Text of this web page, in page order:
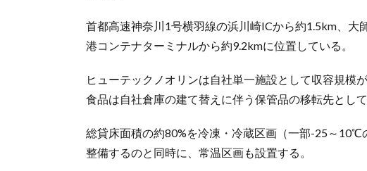
首都高速神奈川1号横羽線の浜川崎ICから約1.5km、大
港コンテナターミナルから約9.2kmに位置している。
ヒューテックノオリンは自社単一施設として収容規模
食品は自社倉庫の建て替えに伴う保管品の移転先とし
総貸床面積の約80%を冷凍・冷蔵区画（一部-25～
整備するのと同時に、常温区画も設置する。